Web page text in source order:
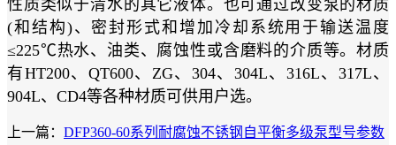
性质类似于清水的其它液体。也可通过改变泵的材质
(和结构)、密封形式和增加冷却系统用于输送温度
≤225℃热水、油类、腐蚀性或含磨料的介质等。材质
有HT200、QT600、ZG、304、304L、316L、317L、
904L、CD4等各种材质可供用户选。
上一篇： DFP360-60系列耐腐蚀不锈钢自平衡多级泵型号参数